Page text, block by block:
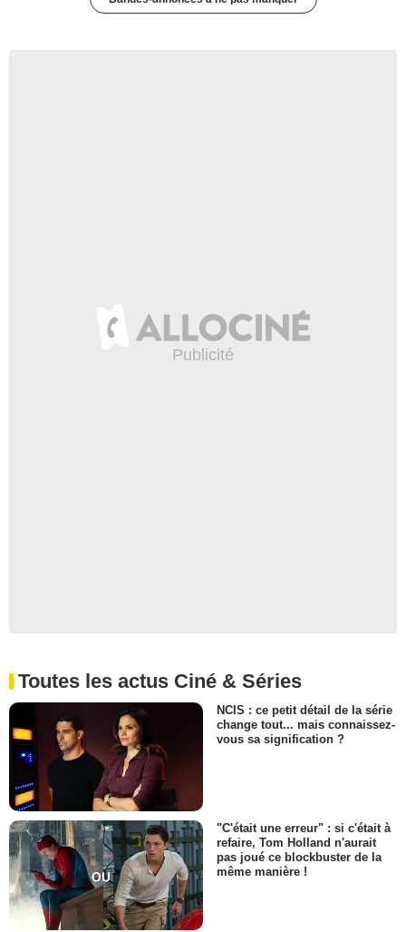
Toutes les actus Ciné & Séries
NCIS : ce petit détail de la série
change tout... mais connaissez-
vous sa signification ?
"C'était une erreur" : si c'était à
refaire, Tom Holland n'aurait
pas joué ce blockbuster de la
même manière !